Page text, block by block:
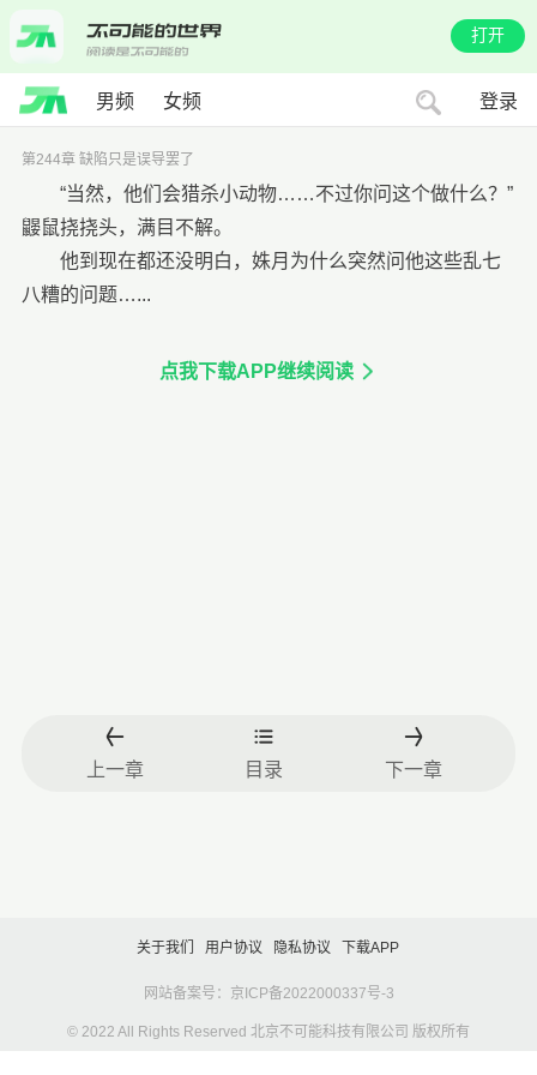
打开
男频 女频 登录
第244章 缺陷只是误导罢了
“当然，他们会猎杀小动物……不过你问这个做什么？”
鼹鼠挠挠头，满目不解。
他到现在都还没明白，姝月为什么突然问他这些乱七
八糟的问题…...
点我下载APP继续阅读
上一章 目录 下一章
关于我们 用户协议 隐私协议 下载APP
网站备案号：京ICP备2022000337号-3
© 2022 All Rights Reserved 北京不可能科技有限公司 版权所有